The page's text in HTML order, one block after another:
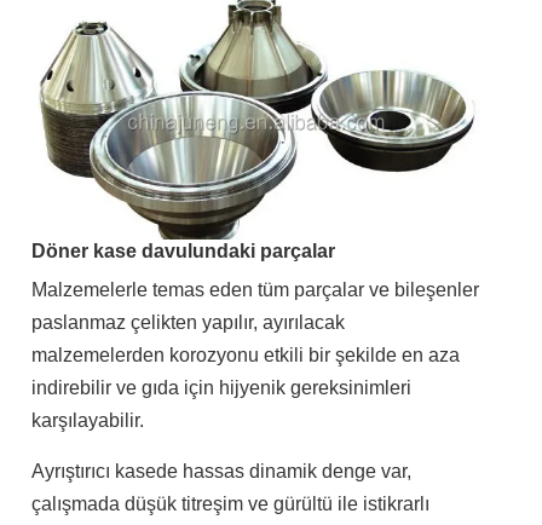
Döner kase davulundaki parçalar
Malzemelerle temas eden tüm parçalar ve bileşenler
paslanmaz çelikten yapılır, ayırılacak
malzemelerden korozyonu etkili bir şekilde en aza
indirebilir ve gıda için hijyenik gereksinimleri
karşılayabilir.
Ayrıştırıcı kasede hassas dinamik denge var,
çalışmada düşük titreşim ve gürültü ile istikrarlı